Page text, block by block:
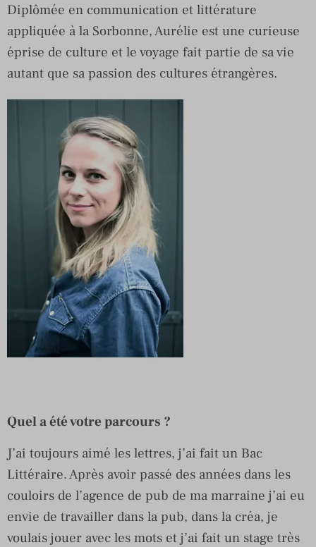
Diplômée en communication et littérature
appliquée à la Sorbonne, Aurélie est une curieuse
éprise de culture et le voyage fait partie de sa vie
autant que sa passion des cultures étrangères.
Quel a été votre parcours ?
J’ai toujours aimé les lettres, j’ai fait un Bac
Littéraire. Après avoir passé des années dans les
couloirs de l’agence de pub de ma marraine j’ai eu
envie de travailler dans la pub, dans la créa, je
voulais jouer avec les mots et j’ai fait un stage très